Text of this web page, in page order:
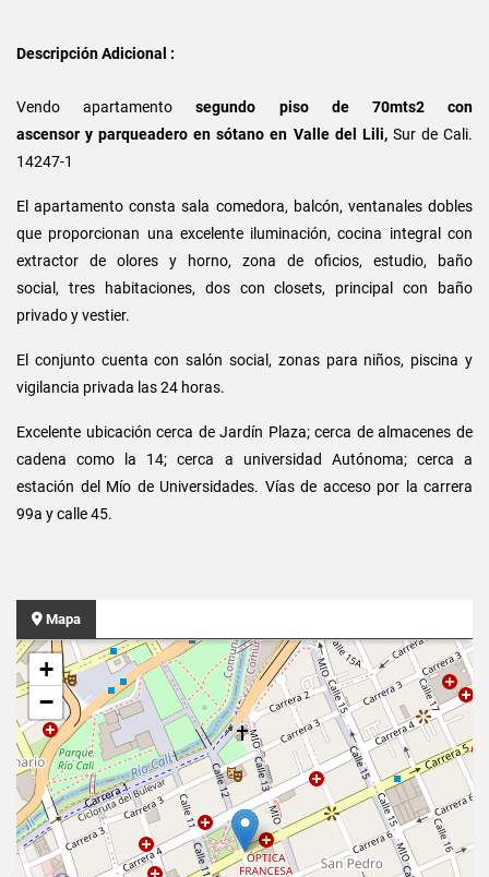
Descripción Adicional :
Vendo apartamentosegundo piso de 70mts2 con
ascensor y parqueadero en sótano en Valle del Lili,Sur de Cali.
14247-1
El apartamento consta sala comedora, balcón, ventanales dobles
que proporcionan una excelente iluminación, cocina integral con
extractor de olores y horno, zona de oficios, estudio, baño
social, tres habitaciones, dos con closets, principal con baño
privado y vestier.
El conjunto cuenta con salón social, zonas para niños, piscina y
vigilancia privada las 24 horas.
Excelente ubicación cerca de Jardín Plaza; cerca de almacenes de
cadena como la 14; cerca a universidad Autónoma; cerca a
estación del Mío de Universidades. Vías de acceso por la carrera
99a y calle 45.
Mapa
+
−